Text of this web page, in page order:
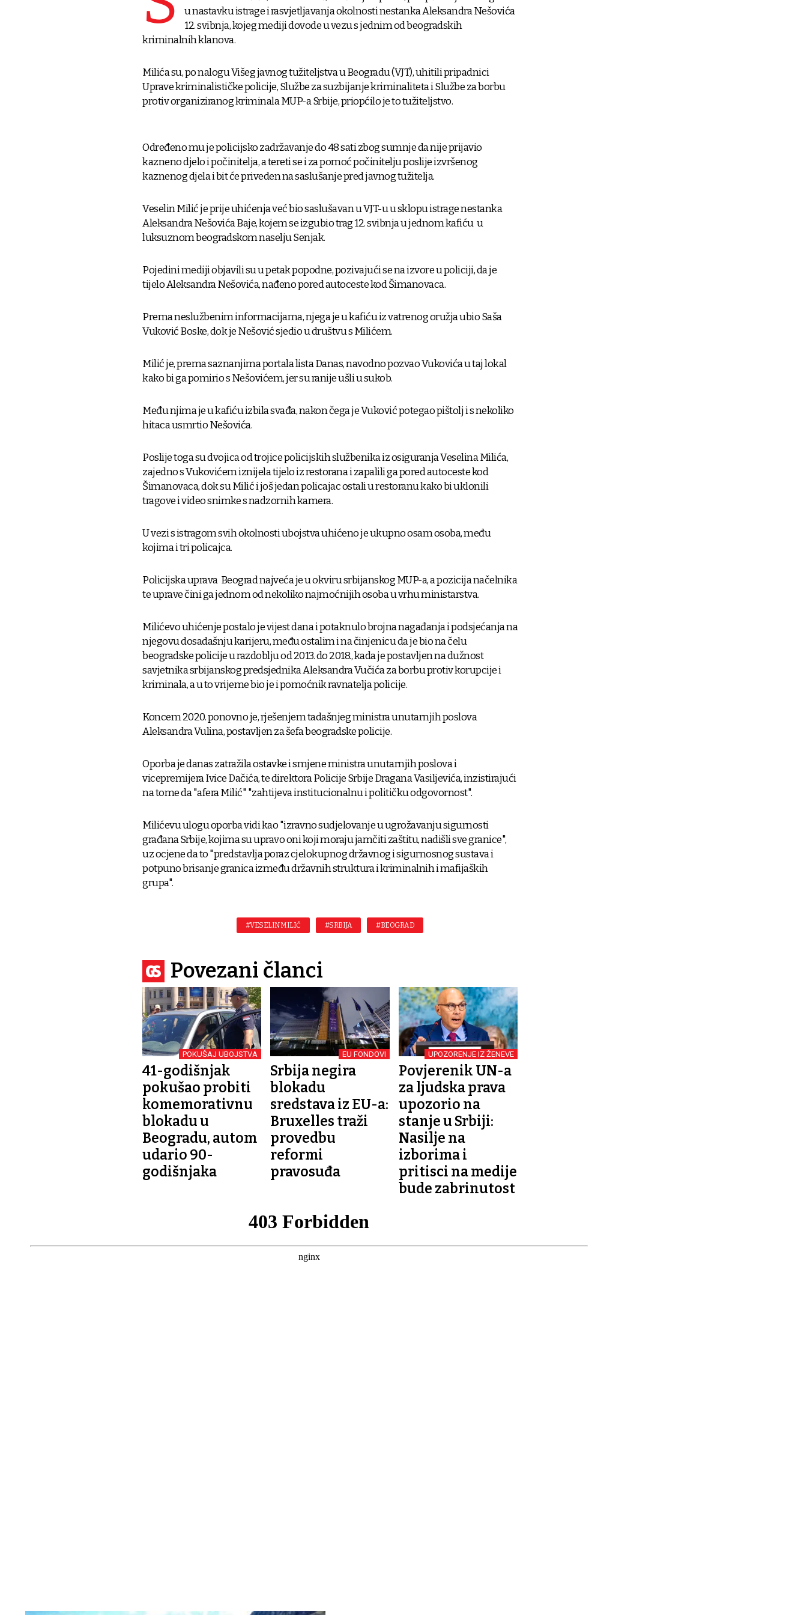
u nastavku istrage i rasvjetljavanja okolnosti nestanka Aleksandra Nešovića
12. svibnja, kojeg mediji dovode u vezu s jednim od beogradskih
kriminalnih klanova.
Milića su, po nalogu Višeg javnog tužiteljstva u Beogradu (VJT), uhitili pripadnici
Uprave kriminalističke policije, Službe za suzbijanje kriminaliteta i Službe za borbu
protiv organiziranog kriminala MUP-a Srbije, priopćilo je to tužiteljstvo.
Određeno mu je policijsko zadržavanje do 48 sati zbog sumnje da nije prijavio
kazneno djelo i počinitelja, a tereti se i za pomoć počinitelju poslije izvršenog
kaznenog djela i bit će priveden na saslušanje pred javnog tužitelja.
Veselin Milić je prije uhićenja već bio saslušavan u VJT-u u sklopu istrage nestanka
Aleksandra Nešovića Baje, kojem se izgubio trag 12. svibnja u jednom kafiću u
luksuznom beogradskom naselju Senjak.
Pojedini mediji objavili su u petak popodne, pozivajući se na izvore u policiji, da je
tijelo Aleksandra Nešovića, nađeno pored autoceste kod Šimanovaca.
Prema neslužbenim informacijama, njega je u kafiću iz vatrenog oružja ubio Saša
Vuković Boske, dok je Nešović sjedio u društvu s Milićem.
Milić je, prema saznanjima portala lista Danas, navodno pozvao Vukovića u taj lokal
kako bi ga pomirio s Nešovićem, jer su ranije ušli u sukob.
Među njima je u kafiću izbila svađa, nakon čega je Vuković potegao pištolj i s nekoliko
hitaca usmrtio Nešovića.
Poslije toga su dvojica od trojice policijskih službenika iz osiguranja Veselina Milića,
zajedno s Vukovićem iznijela tijelo iz restorana i zapalili ga pored autoceste kod
Šimanovaca, dok su Milić i još jedan policajac ostali u restoranu kako bi uklonili
tragove i video snimke s nadzornih kamera.
U vezi s istragom svih okolnosti ubojstva uhićeno je ukupno osam osoba, među
kojima i tri policajca.
Policijska uprava Beograd najveća je u okviru srbijanskog MUP-a, a pozicija načelnika
te uprave čini ga jednom od nekoliko najmoćnijih osoba u vrhu ministarstva.
Milićevo uhićenje postalo je vijest dana i potaknulo brojna nagađanja i podsjećanja na
njegovu dosadašnju karijeru, među ostalim i na činjenicu da je bio na čelu
beogradske policije u razdoblju od 2013. do 2018., kada je postavljen na dužnost
savjetnika srbijanskog predsjednika Aleksandra Vučića za borbu protiv korupcije i
kriminala, a u to vrijeme bio je i pomoćnik ravnatelja policije.
Koncem 2020. ponovno je, rješenjem tadašnjeg ministra unutarnjih poslova
Aleksandra Vulina, postavljen za šefa beogradske policije.
Oporba je danas zatražila ostavke i smjene ministra unutarnjih poslova i
vicepremijera Ivice Dačića, te direktora Policije Srbije Dragana Vasiljevića, inzistirajući
na tome da "afera Milić" "zahtijeva institucionalnu i političku odgovornost".
Milićevu ulogu oporba vidi kao "izravno sudjelovanje u ugrožavanju sigurnosti
građana Srbije, kojima su upravo oni koji moraju jamčiti zaštitu, nadišli sve granice",
uz ocjene da to "predstavlja poraz cjelokupnog državnog i sigurnosnog sustava i
potpuno brisanje granica između državnih struktura i kriminalnih i mafijaških
grupa".
#VESELIN MILIĆ #SRBIJA #BEOGRAD
Povezani članci
POKUŠAJ UBOJSTVA
41-godišnjak
pokušao probiti
komemorativnu
blokadu u
Beogradu, autom
udario 90-
godišnjaka
EU FONDOVI
Srbija negira
blokadu
sredstava iz EU-a:
Bruxelles traži
provedbu
reformi
pravosuđa
UPOZORENJE IZ ŽENEVE
Povjerenik UN-a
za ljudska prava
upozorio na
stanje u Srbiji:
Nasilje na
izborima i
pritisci na medije
bude zabrinutost